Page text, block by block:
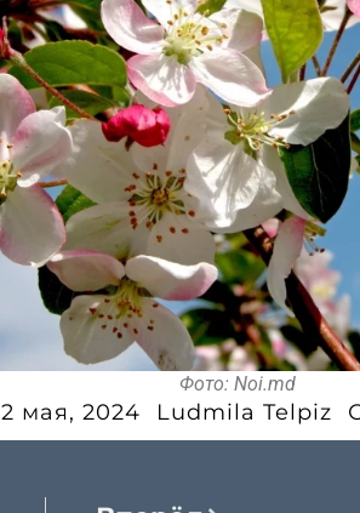
Фото: Noi.md
2 мая, 2024 Ludmila Telpiz